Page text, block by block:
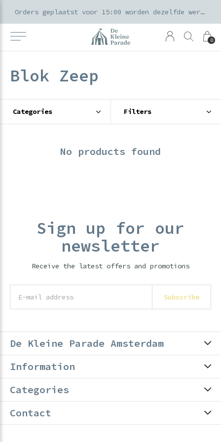
0
Orders geplaatst voor 15:00 worden dezelfde werkdag verzonden
Blok Zeep
Categories Filters
No products found
Sign up for our
newsletter
Receive the latest offers and promotions
Subscribe
De Kleine Parade Amsterdam
Information
Categories
Contact